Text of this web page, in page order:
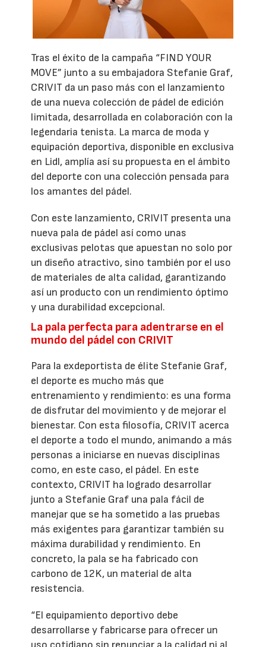
Tras el éxito de la campaña “FIND YOUR
MOVE” junto a su embajadora Stefanie Graf,
CRIVIT da un paso más con el lanzamiento
de una nueva colección de pádel de edición
limitada, desarrollada en colaboración con la
legendaria tenista. La marca de moda y
equipación deportiva, disponible en exclusiva
en Lidl, amplía así su propuesta en el ámbito
del deporte con una colección pensada para
los amantes del pádel.
Con este lanzamiento, CRIVIT presenta una
nueva pala de pádel así como unas
exclusivas pelotas que apuestan no solo por
un diseño atractivo, sino también por el uso
de materiales de alta calidad, garantizando
así un producto con un rendimiento óptimo
y una durabilidad excepcional.
La pala perfecta para adentrarse en el
mundo del pádel con CRIVIT
Para la exdeportista de élite Stefanie Graf,
el deporte es mucho más que
entrenamiento y rendimiento: es una forma
de disfrutar del movimiento y de mejorar el
bienestar. Con esta filosofía, CRIVIT acerca
el deporte a todo el mundo, animando a más
personas a iniciarse en nuevas disciplinas
como, en este caso, el pádel. En este
contexto, CRIVIT ha logrado desarrollar
junto a Stefanie Graf una pala fácil de
manejar que se ha sometido a las pruebas
más exigentes para garantizar también su
máxima durabilidad y rendimiento. En
concreto, la pala se ha fabricado con
carbono de 12K, un material de alta
resistencia.
“El equipamiento deportivo debe
desarrollarse y fabricarse para ofrecer un